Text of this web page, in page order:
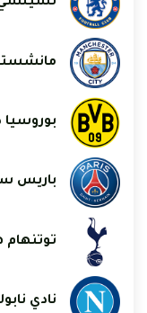
بوروسيا
باريس
نادي